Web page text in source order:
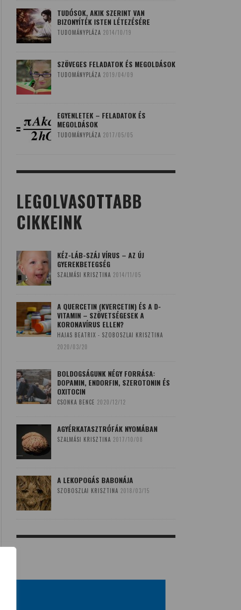
TUDÓSOK, AKIK SZERINT VAN
BIZONYÍTÉK ISTEN LÉTEZÉSÉRE
TUDOMÁNYPLÁZA 2014/10/19
SZÖVEGES FELADATOK ÉS MEGOLDÁSOK
TUDOMÁNYPLÁZA 2019/04/09
EGYENLETEK – FELADATOK ÉS
MEGOLDÁSOK
TUDOMÁNYPLÁZA 2017/05/05
LEGOLVASOTTABB
CIKKEINK
KÉZ-LÁB-SZÁJ VÍRUS – AZ ÚJ
GYEREKBETEGSÉG
SZALMÁSI KRISZTINA 2014/11/05
A QUERCETIN (KVERCETIN) ÉS A D-
VITAMIN – SZÖVETSÉGESEK A
KORONAVÍRUS ELLEN?
HAJAS BEATRIX - SZOBOSZLAI KRISZTINA
2020/03/20
BOLDOGSÁGUNK NÉGY FORRÁSA:
DOPAMIN, ENDORFIN, SZEROTONIN ÉS
OXITOCIN
CSONKA BENCE 2020/12/12
AGYÉRKATASZTRÓFÁK NYOMÁBAN
SZALMÁSI KRISZTINA 2017/10/08
A LEKOPOGÁS BABONÁJA
SZOBOSZLAI KRISZTINA 2018/03/15